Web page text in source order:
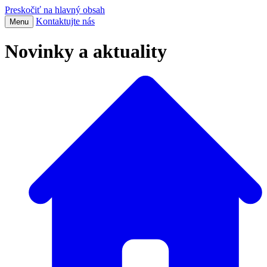
Preskočiť na hlavný obsah
Menu Kontaktujte nás
Novinky a aktuality